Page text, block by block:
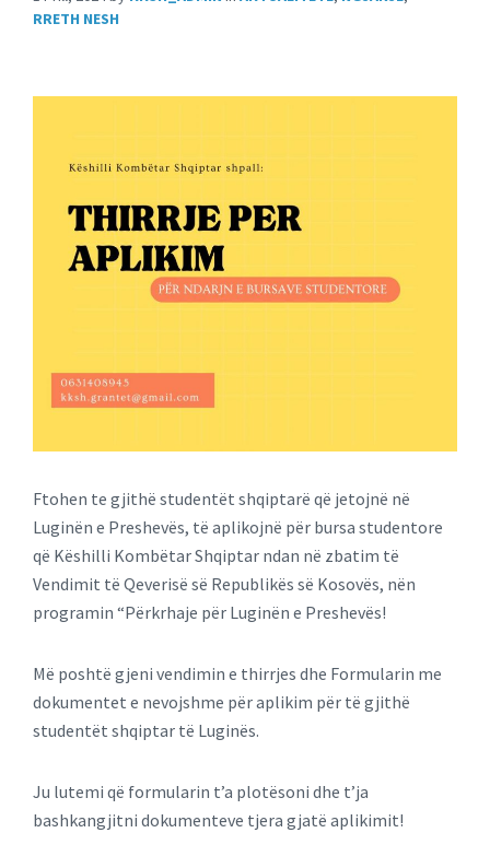
RRETH NESH
Ftohen te gjithë studentët shqiptarë që jetojnë në
Luginën e Preshevës, të aplikojnë për bursa studentore
që Këshilli Kombëtar Shqiptar ndan në zbatim të
Vendimit të Qeverisë së Republikës së Kosovës, nën
programin “Përkrhaje për Luginën e Preshevës!
Më poshtë gjeni vendimin e thirrjes dhe Formularin me
dokumentet e nevojshme për aplikim për të gjithë
studentët shqiptar të Luginës.
Ju lutemi që formularin t’a plotësoni dhe t’ja
bashkangjitni dokumenteve tjera gjatë aplikimit!